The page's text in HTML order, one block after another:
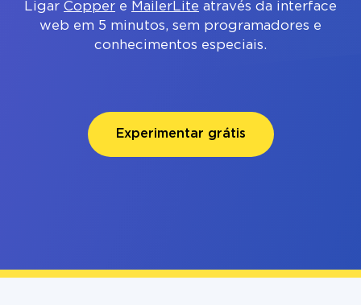
Ligar Copper e MailerLite através da interface
web em 5 minutos, sem programadores e
conhecimentos especiais.
Experimentar grátis